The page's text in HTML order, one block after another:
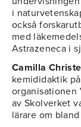
i
också
med
Astrazeneca i
Camilla
kemididaktik
organisationen
av Skolverket
lärare om